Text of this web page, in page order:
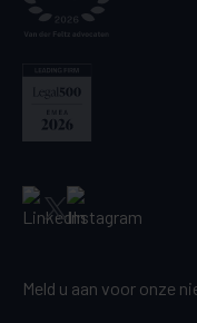
Meld u aan voor onze